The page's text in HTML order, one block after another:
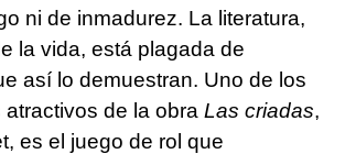
ni de inmadurez. La literatura,
la vida, está plagada de
así lo demuestran. Uno de los
de la obra Las criadas,
es el juego de rol que